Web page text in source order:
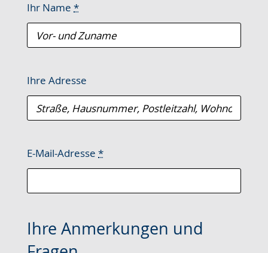
Ihr Name *
Ihre Adresse
E-Mail-Adresse *
Ihre Anmerkungen und